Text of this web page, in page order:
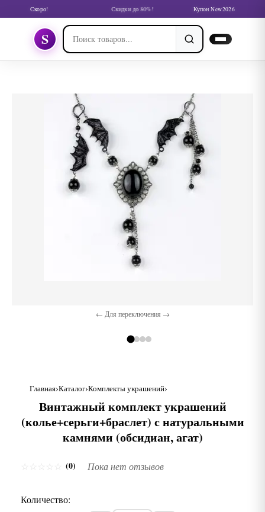
Скоро! Скидки до 80%! Купон New2026
S
← Для переключения →
Главная Каталог Комплекты украшений
Винтажный комплект украшений
(колье+серьги+браслет) с натуральными
камнями (обсидиан, агат)
(0) Пока нет отзывов
Количество: